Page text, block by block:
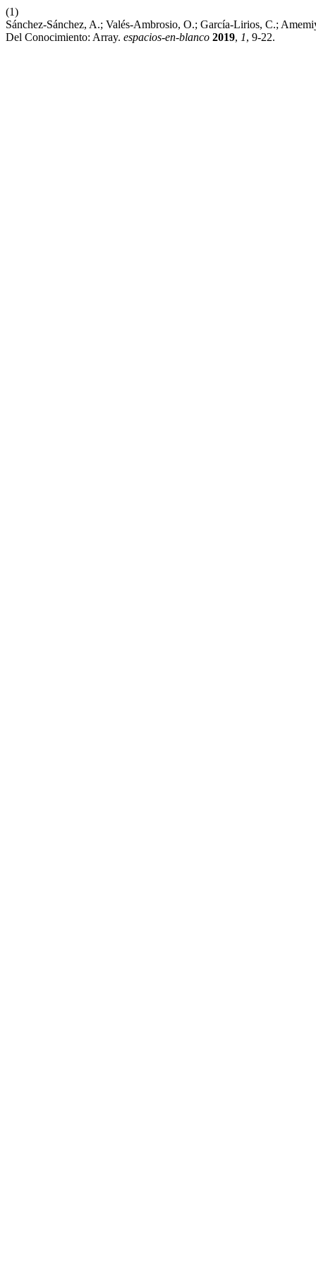
(1)
Sánchez-Sánchez, A.; Valés-Ambrosio, O.; García-Lirios, C.;
Del Conocimiento: Array. espacios-en-blanco 2019, 1, 9-22.